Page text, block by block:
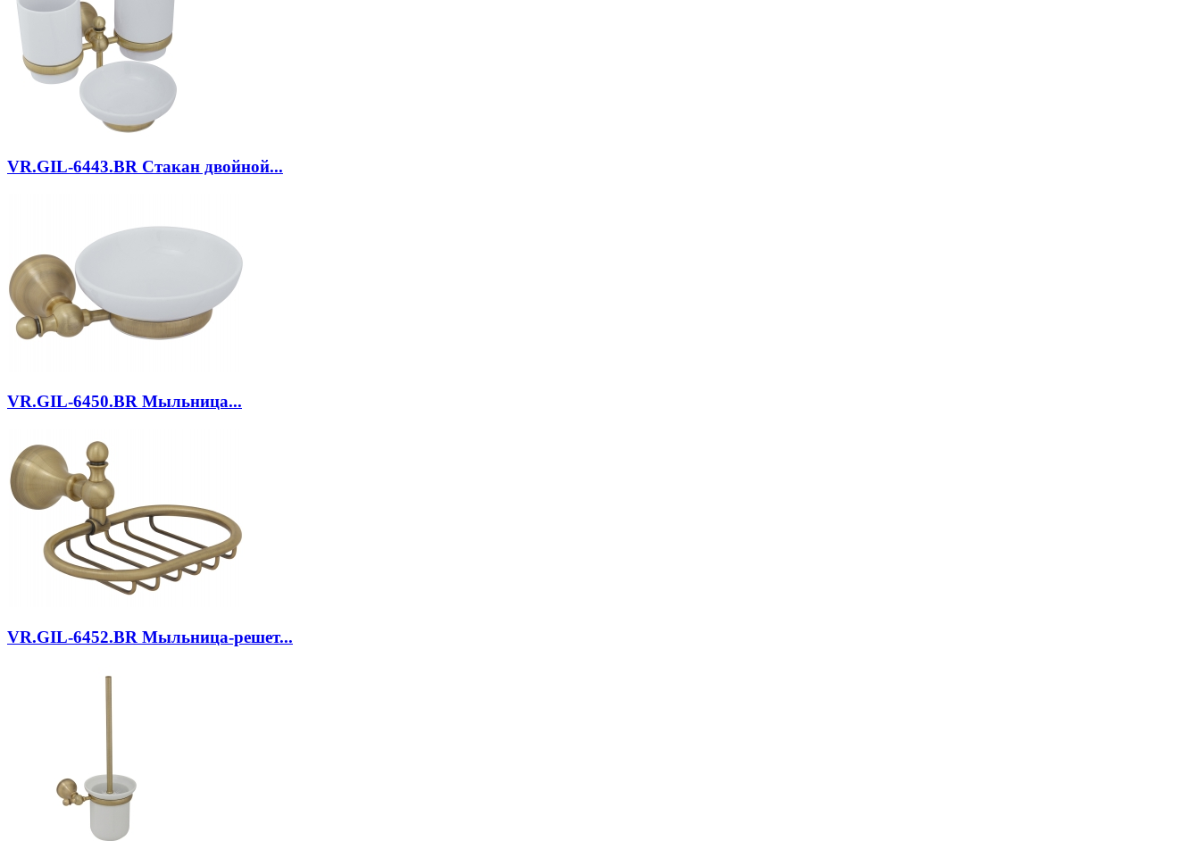
VR.GIL-6443.BR Стакан двойной...
VR.GIL-6450.BR Мыльница...
VR.GIL-6452.BR Мыльница-решет...